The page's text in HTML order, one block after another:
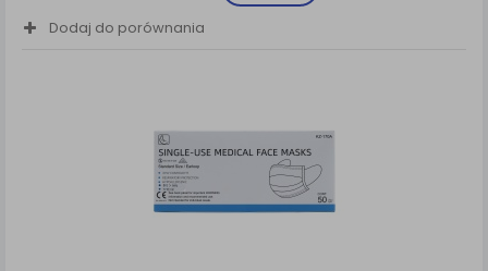
Dodaj do porównania